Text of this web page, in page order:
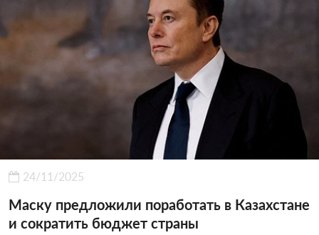
24/11/2025
Маску предложили поработать в Казахстане
и сократить бюджет страны